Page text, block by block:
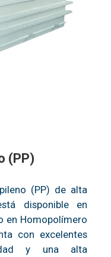
(PP)
(PP) de alta
disponible en
en Homopolímero
con excelentes
y una alta